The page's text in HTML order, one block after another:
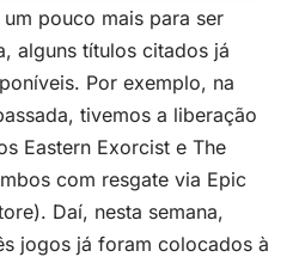
pouco mais para ser
alguns títulos citados já
Por exemplo, na
, tivemos a liberação
Eastern Exorcist e The
com resgate via Epic
Daí, nesta semana,
jogos já foram colocados à